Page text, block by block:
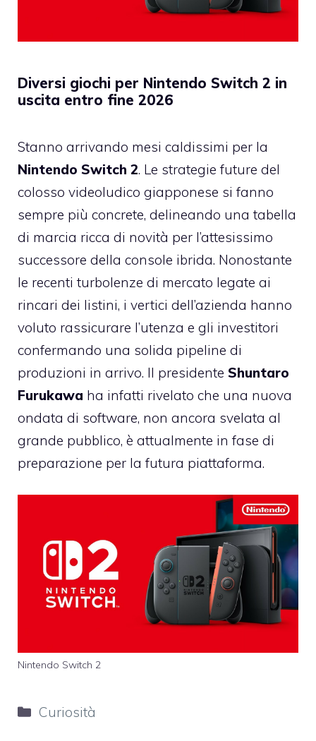
Diversi giochi per Nintendo Switch 2 in
uscita entro fine 2026
Stanno arrivando mesi caldissimi per la
Nintendo Switch 2. Le strategie future del
colosso videoludico giapponese si fanno
sempre più concrete, delineando una tabella
di marcia ricca di novità per l’attesissimo
successore della console ibrida. Nonostante
le recenti turbolenze di mercato legate ai
rincari dei listini, i vertici dell’azienda hanno
voluto rassicurare l’utenza e gli investitori
confermando una solida pipeline di
produzioni in arrivo. Il presidente Shuntaro
Furukawa ha infatti rivelato che una nuova
ondata di software, non ancora svelata al
grande pubblico, è attualmente in fase di
preparazione per la futura piattaforma.
Nintendo Switch 2
Categorie
Curiosità